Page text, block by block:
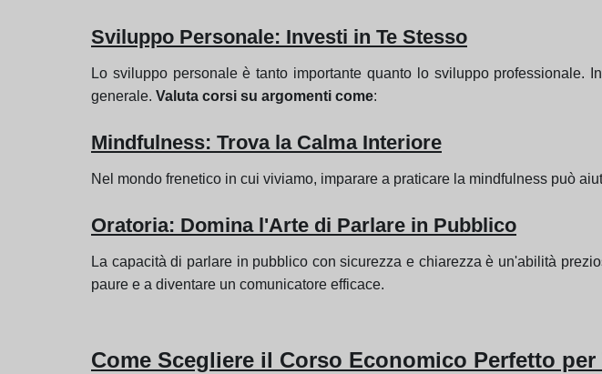
Sviluppo Personale: Investi in Te Stesso
Lo sviluppo personale è tanto importante quanto lo sviluppo
generale. Valuta corsi su argomenti come:
Mindfulness: Trova la Calma Interiore
Nel mondo frenetico in cui viviamo, imparare a praticare la mindfulness può
Oratoria: Domina l'Arte di Parlare in Pubblico
La capacità di parlare in pubblico con sicurezza e chiarezza è un'abilità
paure e a diventare un comunicatore efficace.
Come Scegliere il Corso Economico Perfetto per